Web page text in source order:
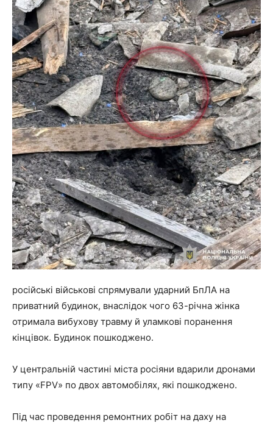
російські військові спрямували ударний БпЛА на
приватний будинок, внаслідок чого 63-річна жінка
отримала вибухову травму й уламкові поранення
кінцівок. Будинок пошкоджено.
У центральній частині міста росіяни вдарили дронами
типу «FPV» по двох автомобілях, які пошкоджено.
Під час проведення ремонтних робіт на даху на